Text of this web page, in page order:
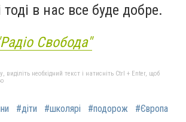
в нас все буде добре.
Свобода"
необхідний текст і натисніть Ctrl + Enter, щоб
#діти #школярі #подорож
#Європа